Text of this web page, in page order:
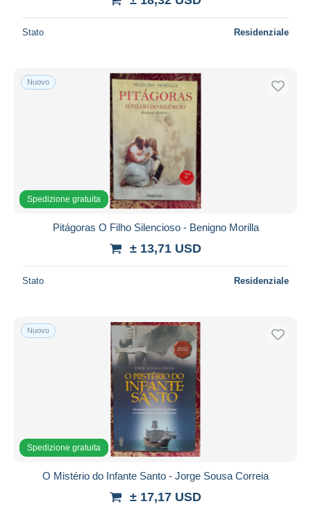
Stato Residenziale
Nuovo
Spedizione gratuita
Pitágoras O Filho Silencioso - Benigno Morilla
± 13,71 USD
Stato Residenziale
Nuovo
Spedizione gratuita
O Mistério do Infante Santo - Jorge Sousa Correia
± 17,17 USD